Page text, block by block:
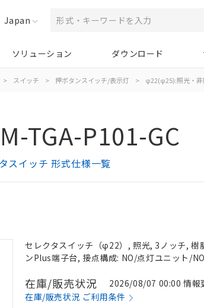
Japan
ソリューション ダウンロード
> スイッチ > 押ボタンスイッチ/表示灯 > φ22(φ25):照光・非
TGA-P101-GC
スイッチ 形式仕様一覧
セレクタスイッチ（φ22）, 照光, 3ノッチ, 樹
ンPlus端子台, 接点構成: NO/点灯ユニット/
在庫/販売状況
2026/08/07 00:00 情報
在庫/販売状況 ご利用条件